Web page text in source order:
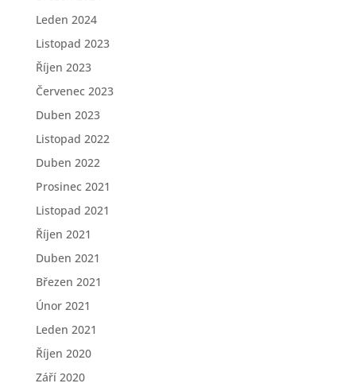
Leden 2024
Listopad 2023
Říjen 2023
Červenec 2023
Duben 2023
Listopad 2022
Duben 2022
Prosinec 2021
Listopad 2021
Říjen 2021
Duben 2021
Březen 2021
Únor 2021
Leden 2021
Říjen 2020
Září 2020